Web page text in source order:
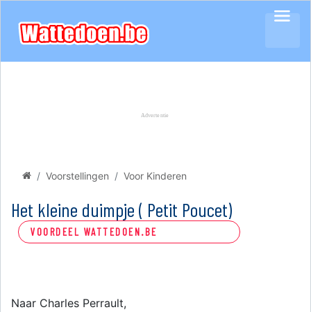
Voorstellingen Voor Kinderen
Het kleine duimpje ( Petit Poucet)
VOORDEEL WATTEDOEN.BE
Naar Charles Perrault,